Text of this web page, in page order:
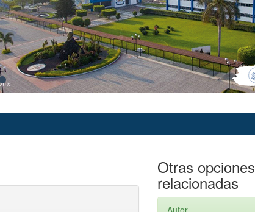
Otras opciones
relacionadas
Autor